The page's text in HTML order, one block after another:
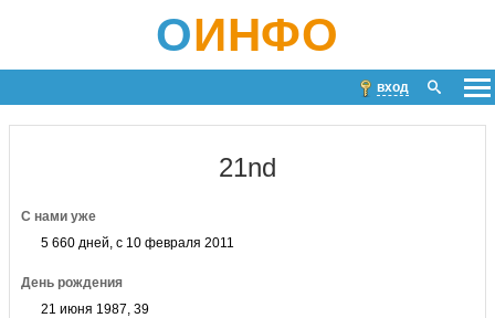
ОИНФО
вход
21nd
С нами уже
5 660 дней, с 10 февраля 2011
День рождения
21 июня 1987, 39